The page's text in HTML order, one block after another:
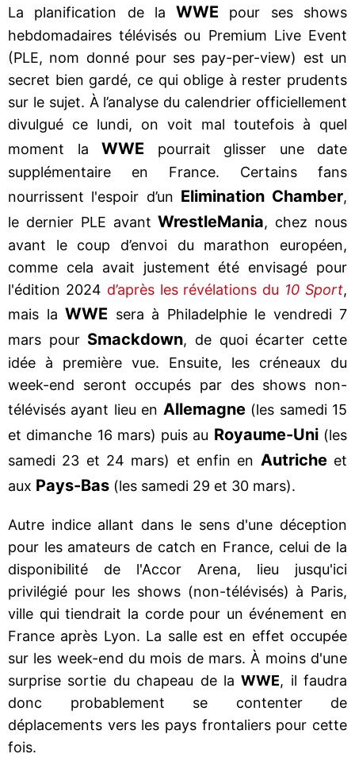
La planification de laWWE pour ses shows
hebdomadaires télévisés ou Premium Live Event
(PLE, nom donné pour ses pay-per-view) est un
secret bien gardé, ce qui oblige à rester prudents
sur le sujet. À l’analyse du calendrier officiellement
divulgué ce lundi, on voit mal toutefois à quel
moment la WWE
pourrait glisser une date
supplémentaire en France. Certains fans
nourrissent l'espoir d’un Elimination Chamber,
le dernier PLE avantWrestleMania, chez nous
avant le coup d’envoi du marathon européen,
comme cela avait justement été envisagé pour
l'édition 2024 d’après les révélations du 10 Sport,
mais la WWE sera à Philadelphie le vendredi 7
mars pour Smackdown, de quoi écarter cette
idée à première vue. Ensuite, les créneaux du
week-end seront occupés par des shows non-
télévisés ayant lieu en Allemagne (les samedi 15
et dimanche 16 mars) puis au Royaume-Uni(les
samedi 23 et 24 mars) et enfin en Autriche et
aux Pays-Bas (les samedi 29 et 30 mars).
Autre indice allant dans le sens d'une déception
pour les amateurs de catch en France, celui de la
disponibilité de l'Accor Arena, lieu jusqu'ici
privilégié pour les shows (non-télévisés) à Paris,
ville qui tiendrait la corde pour un événement en
France après Lyon. La salle est en effet occupée
sur les week-end du mois de mars. À moins d'une
surprise sortie du chapeau de laWWE, il faudra
donc probablement se contenter de
déplacements vers les pays frontaliers pour cette
fois.